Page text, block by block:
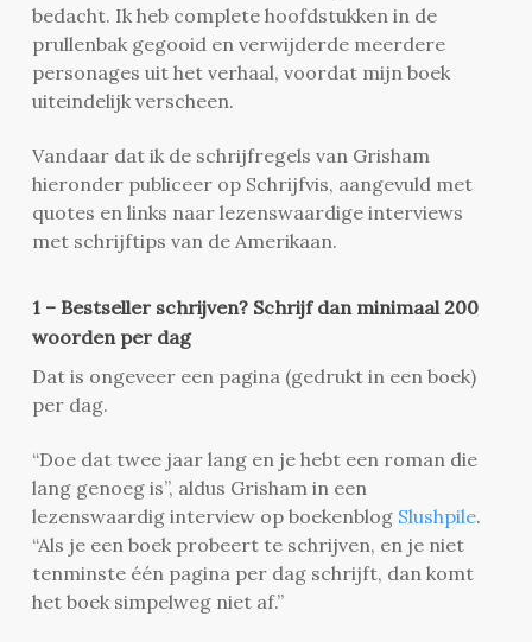
bedacht. Ik heb complete hoofdstukken in de
prullenbak gegooid en verwijderde meerdere
personages uit het verhaal, voordat mijn boek
uiteindelijk verscheen.
Vandaar dat ik de schrijfregels van Grisham
hieronder publiceer op Schrijfvis, aangevuld met
quotes en links naar lezenswaardige interviews
met schrijftips van de Amerikaan.
1 – Bestseller schrijven? Schrijf dan minimaal 200
woorden per dag
Dat is ongeveer een pagina (gedrukt in een boek)
per dag.
“Doe dat twee jaar lang en je hebt een roman die
lang genoeg is”, aldus Grisham in een
lezenswaardig interview op boekenblog Slushpile.
“Als je een boek probeert te schrijven, en je niet
tenminste één pagina per dag schrijft, dan komt
het boek simpelweg niet af.”